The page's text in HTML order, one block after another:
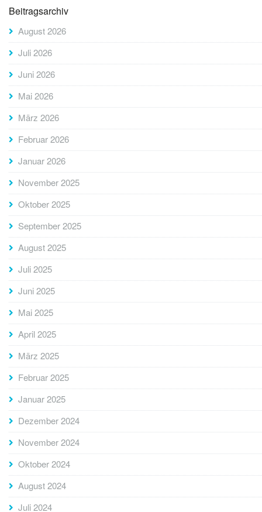
Beitragsarchiv
August 2026
Juli 2026
Juni 2026
Mai 2026
März 2026
Februar 2026
Januar 2026
November 2025
Oktober 2025
September 2025
August 2025
Juli 2025
Juni 2025
Mai 2025
April 2025
März 2025
Februar 2025
Januar 2025
Dezember 2024
November 2024
Oktober 2024
August 2024
Juli 2024